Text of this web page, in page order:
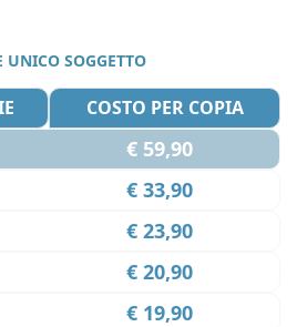
UNICO SOGGETTO
COSTO PER COPIA
€ 59,90
€ 33,90
€ 23,90
€ 20,90
€ 19,90